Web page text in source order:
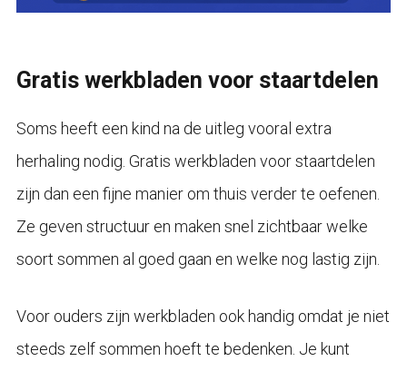
Gratis werkbladen voor staartdelen
Soms heeft een kind na de uitleg vooral extra
herhaling nodig. Gratis werkbladen voor staartdelen
zijn dan een fijne manier om thuis verder te oefenen.
Ze geven structuur en maken snel zichtbaar welke
soort sommen al goed gaan en welke nog lastig zijn.
Voor ouders zijn werkbladen ook handig omdat je niet
steeds zelf sommen hoeft te bedenken. Je kunt